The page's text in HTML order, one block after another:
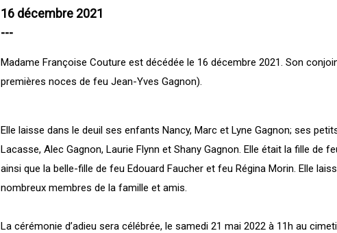
16 décembre 2021
---
Madame Françoise Couture est décédée le 16 décembre 2021. Son
premières noces de feu Jean-Yves Gagnon).
Elle laisse dans le deuil ses enfants Nancy, Marc et Lyne Gagnon; ses
Lacasse, Alec Gagnon, Laurie Flynn et Shany Gagnon. Elle était la fille de
ainsi que la belle-fille de feu Edouard Faucher et feu Régina Morin. Elle
nombreux membres de la famille et amis.
La cérémonie d’adieu sera célébrée, le samedi 21 mai 2022 à 11h au